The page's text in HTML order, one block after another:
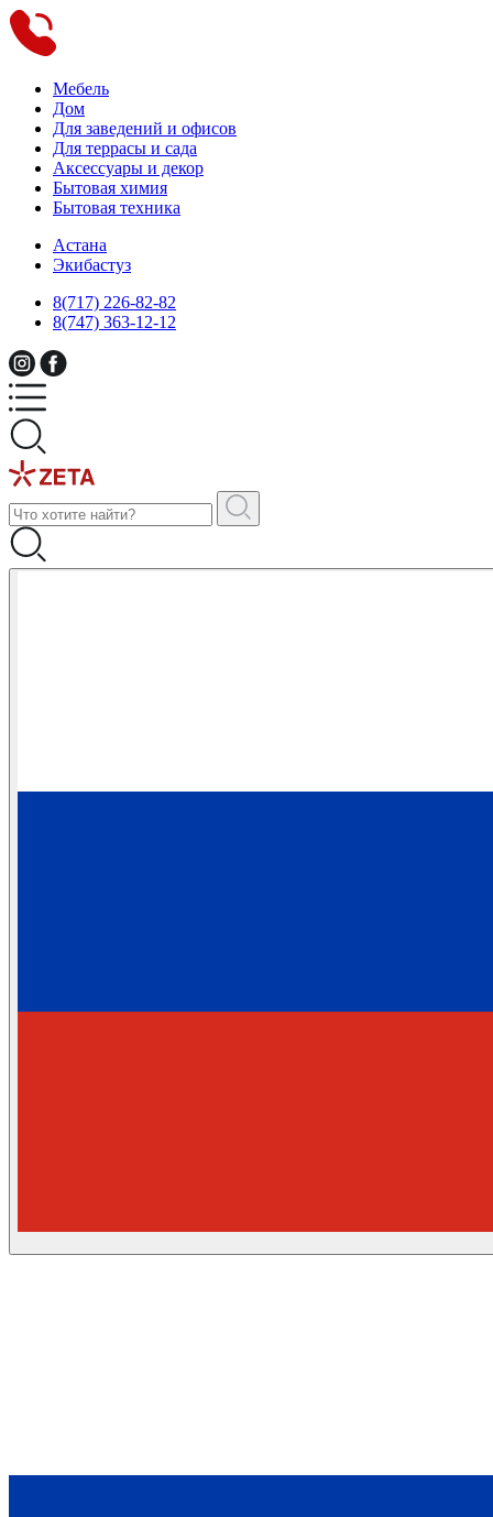
Мебель
Дом
Для заведений и офисов
Для террасы и сада
Аксессуары и декор
Бытовая химия
Бытовая техника
Астана
Экибастуз
8(717) 226-82-82
8(747) 363-12-12